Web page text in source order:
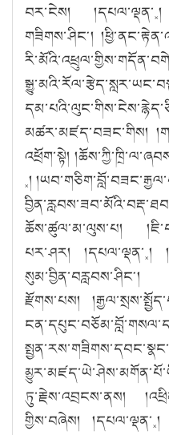
བར་ངེས། །དཔལ་ལྡན་༝།
གཟིགས་ཤིང༌།
མཚར་མཛད་བཟང་གིས།
འཕྲོག་སྟེ།
༝།
ཆོས་ཚུལ་མ་ལུས་པ།
པར་ཤར། །དཔལ་ལྡན་༝།
སུམ་བྱིན་བརླབས་ཤིང༌།
རྫོགས་པས།
ཏུ་རྗེས་འབྲངས་ནས།
གྱིས་བཞེས།